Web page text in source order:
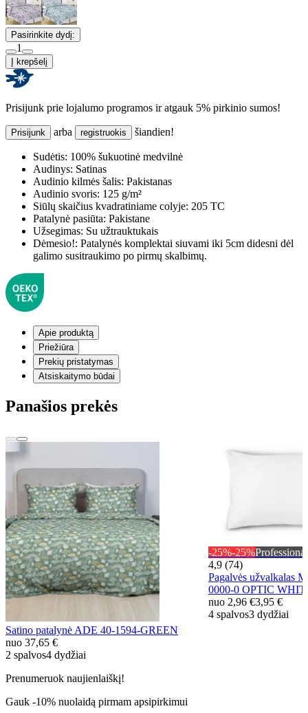
Pasirinkite dydį:
1
Į krepšelį
Prisijunk prie lojalumo programos ir atgauk 5% pirkinio sumos!
Prisijunk arba registruokis šiandien!
Sudėtis: 100% šukuotinė medvilnė
Audinys: Satinas
Audinio kilmės šalis: Pakistanas
Audinio svoris: 125 g/m²
Siūlų skaičius kvadratiniame colyje: 205 TC
Patalynė pasiūta: Pakistane
Užsegimas: Su užtrauktukais
Dėmesio!: Patalynės komplektai siuvami iki 5cm didesni dėl
galimo susitraukimo po pirmų skalbimų.
Apie produktą
Priežiūra
Prekių pristatymas
Atsiskaitymo būdai
Panašios prekės
Satino patalynė ADE 40-1594-GREEN
nuo 37,65 €
2 spalvos4 dydžiai
-25%-25%Professional
4,9 (74)
Pagalvės užvalkalas
0000-0 OPTIC
nuo 2,96 €3,95 €
4 spalvos3 dydžiai
Prenumeruok naujienlaiškį!
Gauk -10% nuolaidą pirmam apsipirkimui